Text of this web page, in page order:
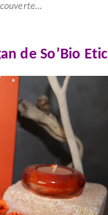
de So’Bio Etic